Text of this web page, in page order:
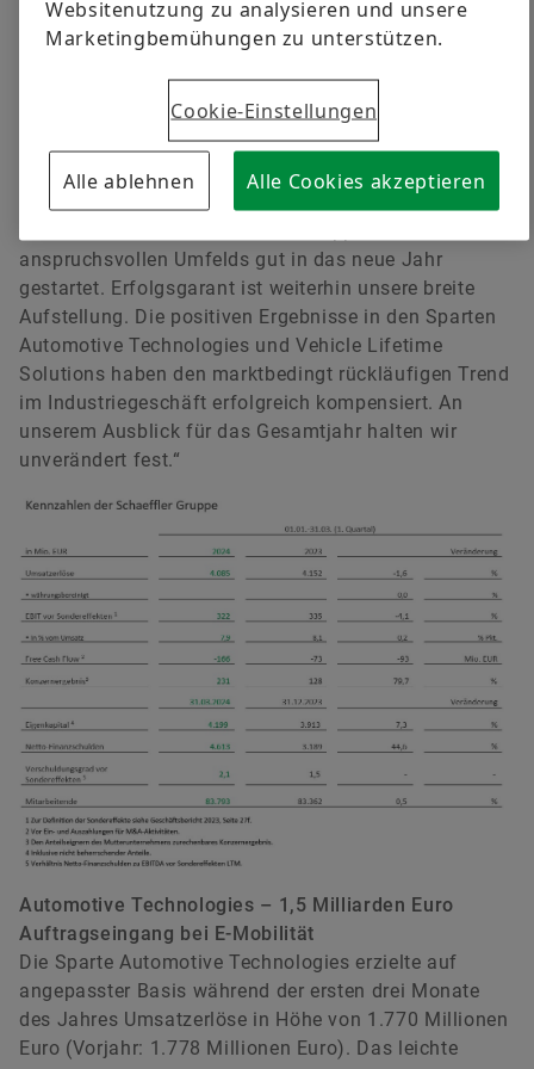
entspricht. Auch bei dem den Anteilseignern des
Mutterunternehmens zurechenbaren Konzernergebnis,
Prozent eine deutliche Verbesserung (Vorjahr: 128
Millionen Euro).
Klaus Rosenfeld, Vorsitzender des Vorstands der
anspruchsvollen Umfelds gut in das neue Jahr
gestartet. Erfolgsgarant ist weiterhin unsere breite
Aufstellung. Die positiven Ergebnisse in den Sparten
Automotive Technologies und Vehicle Lifetime
Solutions haben den marktbedingt rückläufigen Trend
im Industriegeschäft erfolgreich kompensiert. An
unserem Ausblick für das Gesamtjahr halten wir
unverändert fest.“
Automotive Technologies – 1,5 Milliarden Euro
Auftragseingang bei E-Mobilität
Die Sparte Automotive Technologies erzielte auf
angepasster Basis während der ersten drei Monate
des Jahres Umsatzerlöse in Höhe von 1.770 Millionen
Euro (Vorjahr: 1.778 Millionen Euro). Das leichte
Websitenutzung zu analysieren und unsere
Marketingbemühungen zu unterstützen.
Cookie-Einstellungen
Alle ablehnen Alle Cookies akzeptieren